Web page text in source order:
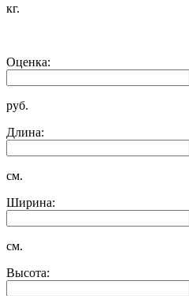
кг.
Оценка:
руб.
Длина:
см.
Ширина:
см.
Высота: